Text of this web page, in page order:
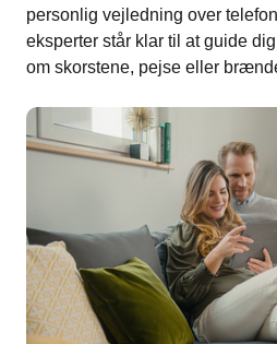
personlig vejledning over
eksperter står klar til at guide
om skorstene, pejse eller